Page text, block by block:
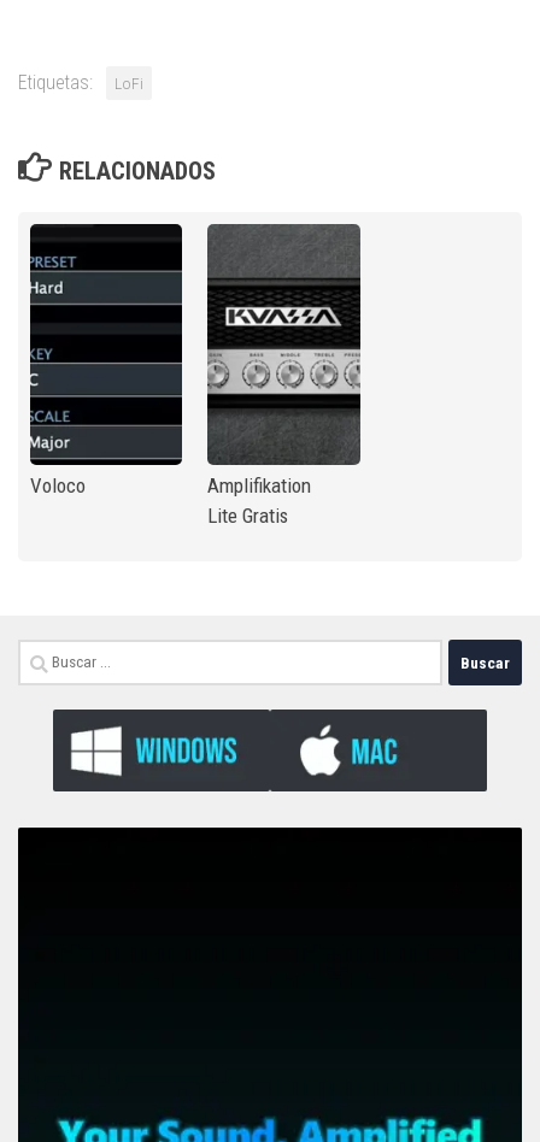
Etiquetas: LoFi
RELACIONADOS
Voloco
Amplifikation
Lite Gratis
Buscar: